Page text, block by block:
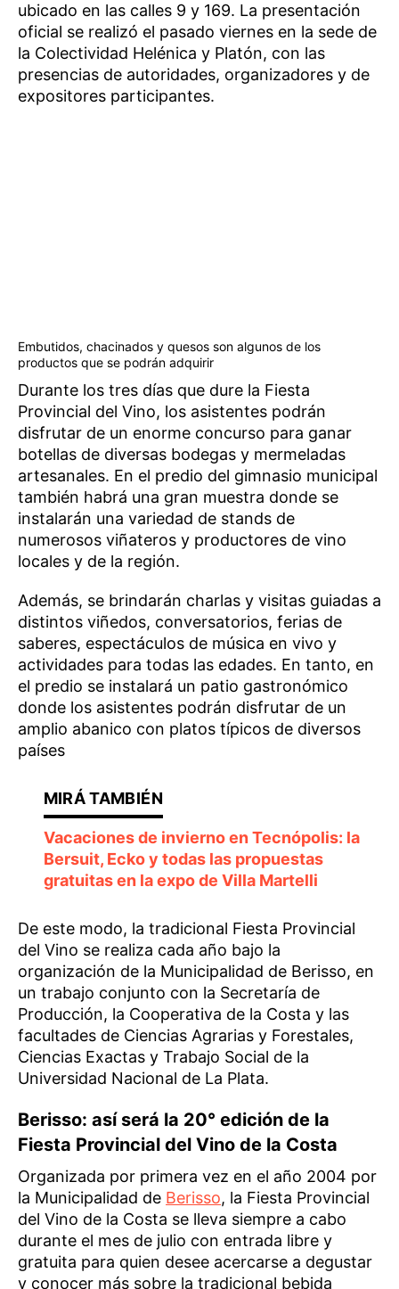
ubicado en las calles 9 y 169. La presentación
oficial se realizó el pasado viernes en la sede de
la Colectividad Helénica y Platón, con las
presencias de autoridades, organizadores y de
expositores participantes.
Embutidos, chacinados y quesos son algunos de los
productos que se podrán adquirir
Durante los tres días que dure la Fiesta
Provincial del Vino, los asistentes podrán
disfrutar de un enorme concurso para ganar
botellas de diversas bodegas y mermeladas
artesanales. En el predio del gimnasio municipal
también habrá una gran muestra donde se
instalarán una variedad de stands de
numerosos viñateros y productores de vino
locales y de la región.
Además, se brindarán charlas y visitas guiadas a
distintos viñedos, conversatorios, ferias de
saberes, espectáculos de música en vivo y
actividades para todas las edades. En tanto, en
el predio se instalará un patio gastronómico
donde los asistentes podrán disfrutar de un
amplio abanico con platos típicos de diversos
países
Vacaciones de invierno en Tecnópolis: la
Bersuit, Ecko y todas las propuestas
gratuitas en la expo de Villa Martelli
De este modo, la tradicional Fiesta Provincial
del Vino se realiza cada año bajo la
organización de la Municipalidad de Berisso, en
un trabajo conjunto con la Secretaría de
Producción, la Cooperativa de la Costa y las
facultades de Ciencias Agrarias y Forestales,
Ciencias Exactas y Trabajo Social de la
Universidad Nacional de La Plata.
Berisso: así será la 20° edición de la
Fiesta Provincial del Vino de la Costa
Organizada por primera vez en el año 2004 por
la Municipalidad de Berisso, la Fiesta Provincial
del Vino de la Costa se lleva siempre a cabo
durante el mes de julio con entrada libre y
gratuita para quien desee acercarse a degustar
y conocer más sobre la tradicional bebida